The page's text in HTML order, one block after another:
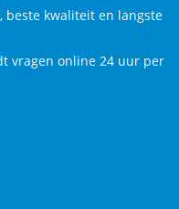
beste kwaliteit en langste
vragen online 24 uur per